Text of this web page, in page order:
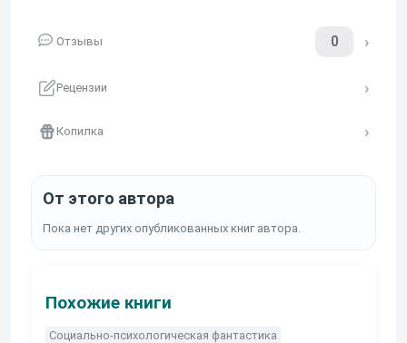
Отзывы 0
Рецензии
Копилка
От этого автора
Пока нет других опубликованных книг автора.
Похожие книги
Социально-психологическая фантастика